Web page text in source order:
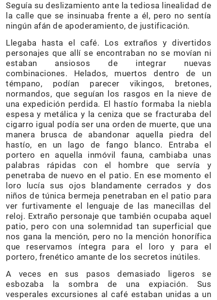
Seguía su deslizamiento ante la tediosa linealidad de
la calle que se insinuaba frente a él, pero no sentía
ningún afán de apoderamiento, de justificación.
Llegaba hasta el café. Los extraños y divertidos
personajes que allí se encontraban no se movían ni
estaban ansiosos de integrar nuevas
combinaciones. Helados, muertos dentro de un
témpano, podían parecer vikingos, bretones,
normandos, que seguían los rasgos en la nieve de
una expedición perdida. El hastío formaba la niebla
espesa y metálica y la ceniza que se fracturaba del
cigarro igual podía ser una orden de muerte, que una
manera brusca de abandonar aquella piedra del
hastío, en un lago de fango blanco. Entraba el
portero en aquella inmóvil fauna, cambiaba unas
palabras rápidas con el hombre que servía y
penetraba de nuevo en el patio. En ese momento el
loro lucía sus ojos blandamente cerrados y dos
niños de túnica bermeja penetraban en el patio para
ver furtivamente el lenguaje de las manecillas del
reloj. Extraño personaje que también ocupaba aquel
patio, pero con una solemnidad tan superficial que
nos gana la mención, pero no la mención honorífica
que reservamos íntegra para el loro y para el
portero, frenético amante de los secretos inútiles.
A veces en sus pasos demasiado ligeros se
esbozaba la sombra de una expiación. Sus
vesperales excursiones al café estaban unidas a un